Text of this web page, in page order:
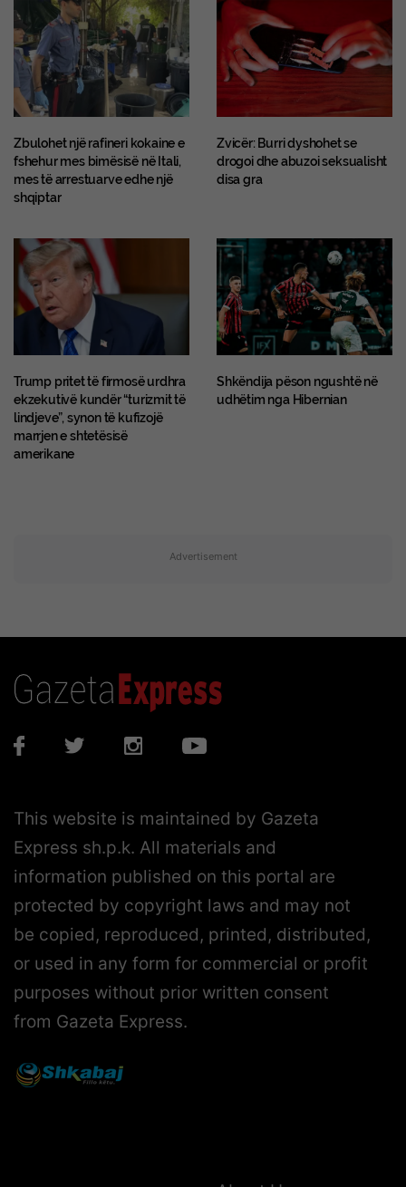
Zbulohet një rafineri kokaine e
fshehur mes bimësisë në Itali,
mes të arrestuarve edhe një
shqiptar
Zvicër: Burri dyshohet se
drogoi dhe abuzoi seksualisht
disa gra
Trump pritet të firmosë urdhra
ekzekutivë kundër “turizmit të
lindjeve”, synon të kufizojë
marrjen e shtetësisë
amerikane
Shkëndija pëson ngushtë në
udhëtim nga Hibernian
Advertisement
This website is maintained by Gazeta
Express sh.p.k. All materials and
information published on this portal are
protected by copyright laws and may not
be copied, reproduced, printed, distributed,
or used in any form for commercial or profit
purposes without prior written consent
from Gazeta Express.